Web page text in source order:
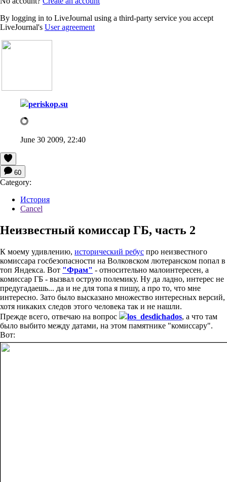
By logging in to LiveJournal using a third-party service you accept
LiveJournal's User agreement
periskop.su
June 30 2009, 22:40
60
Category:
История
Cancel
Неизвестный комиссар ГБ, часть 2
К моему удивлению, исторический ребус про неизвестного
комиссара госбезопасности на Волковском лютеранском попал в
топ Яндекса. Вот "Фрам" - относительно малоинтересен, а
комиссар ГБ - вызвал острую полемику. Ну да ладно, интерес не
предугадаешь... да и не для топа я пишу, а про то, что мне
интересно. Зато было высказано множество интересных версий,
хотя никаких следов этого человека так и не нашли.
Прежде всего, отвечаю на вопрос
los_desdichados, а что там
было выбито между датами, на этом памятнике "комиссару".
Вот: